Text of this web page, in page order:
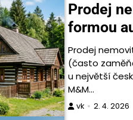
Prodej
formou
Prodej
(často
u největší
M&M…
vk
2. 4. 2026